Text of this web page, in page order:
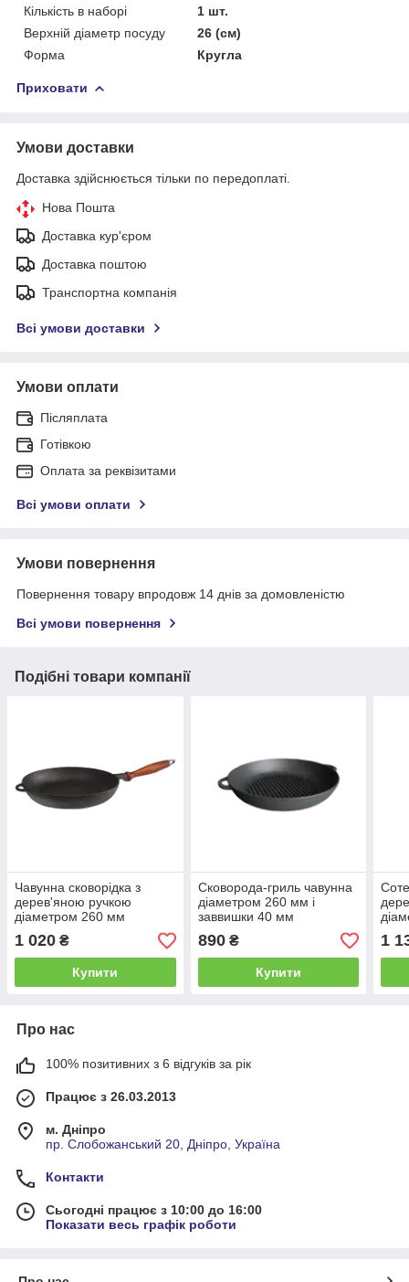
Кількість в наборі
1 шт.
Верхній діаметр посуду
26 (см)
Форма
Кругла
Приховати
Умови доставки
Доставка здійснюється тільки по передоплаті.
Нова Пошта
Доставка кур'єром
Доставка поштою
Транспортна компанія
Всі умови доставки
Умови оплати
Післяплата
Готівкою
Оплата за реквізитами
Всі умови оплати
Умови повернення
Повернення товару впродовж 14 днів за домовленістю
Всі умови повернення
Подібні товари компанії
Чавунна сковорідка з
дерев'яною ручкою
діаметром 260 мм
заввишки 40 мм
1 020 ₴
Купити
Сковорода-гриль чавунна
діаметром 260 мм і
заввишки 40 мм
890₴
Купити
1
Про нас
100% позитивних з 6 відгуків за рік
Працює з 26.03.2013
м. Дніпро
пр. Слобожанський 20, Дніпро, Україна
Контакти
Сьогодні працює з 10:00 до 16:00
Показати весь графік роботи